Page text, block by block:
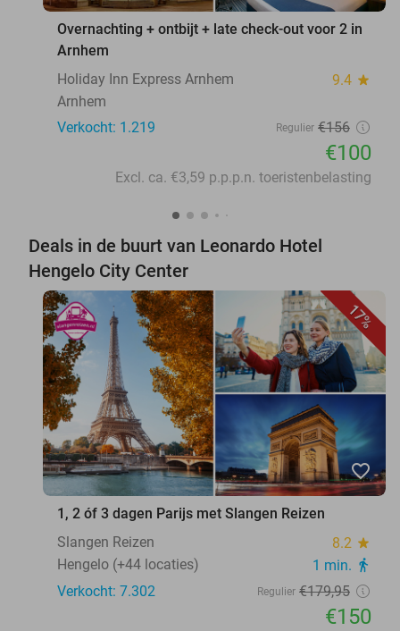
Overnachting + ontbijt + late check-out voor 2 in
Arnhem
Holiday Inn Express Arnhem
9.4 star
Arnhem
Verkocht: 1.219
Regulier €156
€100
Excl. ca. €3,59 p.p.p.n. toeristenbelasting
Deals in de buurt van Leonardo Hotel
Hengelo City Center
17%
favorite_border
1, 2 óf 3 dagen Parijs met Slangen Reizen
Slangen Reizen
8.2 star
Hengelo (+44 locaties) 1 min. directions_walk
Verkocht: 7.302 Regulier €179,95
€150